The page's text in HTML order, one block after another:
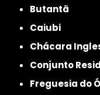
Butantã
Caiubi
Chácara
Conjunto
Freguesia do Ó